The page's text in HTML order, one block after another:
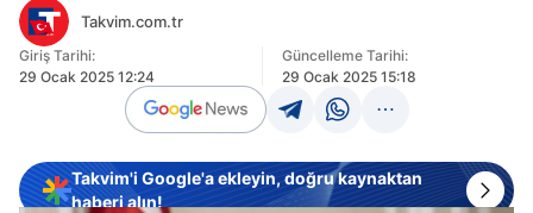
Takvim.com.tr
Giriş Tarihi:
29 Ocak 2025 12:24
Güncelleme Tarihi:
29 Ocak 2025 15:18
Takvim'i Google'a ekleyin, doğru kaynaktan
haberi alın!